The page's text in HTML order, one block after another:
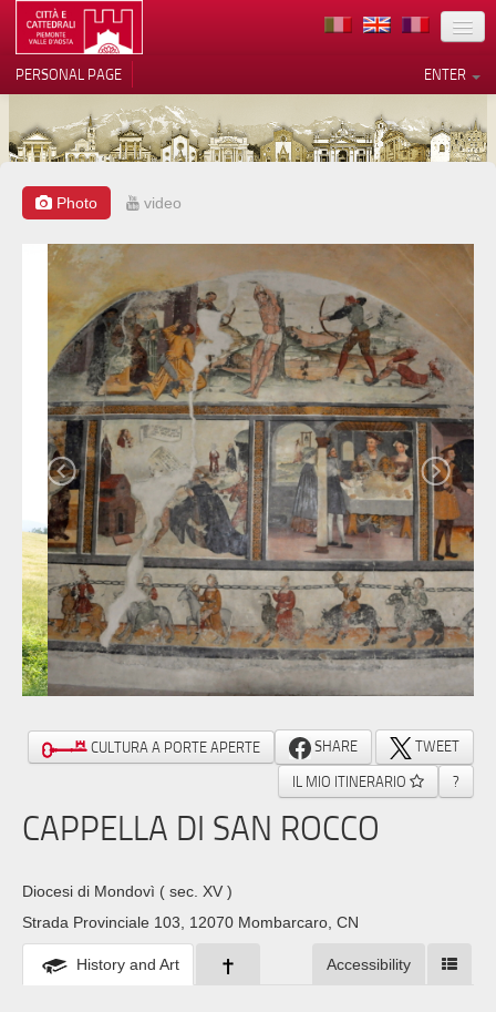
LOCATION
ARCHITECTURE
MUSEUMS
ITINERARIES
HOST
VOLUNTEERS
CONTACTS
PRESS
ENTER
PERSONAL PAGE
Photo video
CULTURA A PORTE APERTE SHARE
TWEET
IL MIO ITINERARIO
?
CAPPELLA DI SAN ROCCO
Diocesi di Mondovì ( sec. XV )
Strada Provinciale 103, 12070 Mombarcaro, CN
History and Art Accessibility
Notice at collection
Your Privacy Choices